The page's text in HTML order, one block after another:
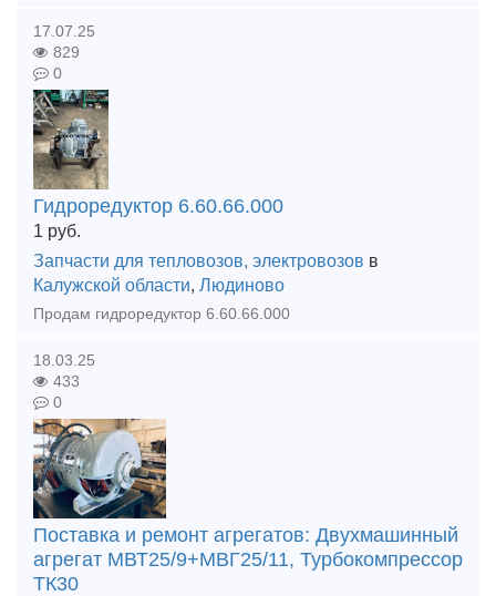
17.07.25
829
0
Гидроредуктор 6.60.66.000
1 руб.
Запчасти для тепловозов, электровозов в
Калужской области, Людиново
Продам гидроредуктор 6.60.66.000
18.03.25
433
0
Поставка и ремонт агрегатов: Двухмашинный
агрегат МВТ25/9+МВГ25/11, Турбокомпрессор
ТК30